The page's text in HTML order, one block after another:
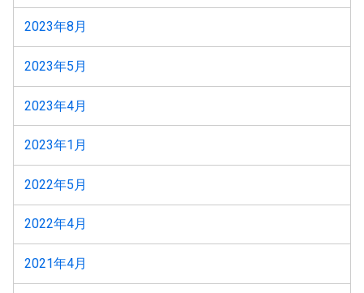
2023年8月
2023年5月
2023年4月
2023年1月
2022年5月
2022年4月
2021年4月